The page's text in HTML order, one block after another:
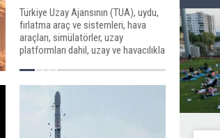
Türkiye Uzay Ajansının (TUA), uydu,
fırlatma araç ve sistemleri, hava
araçları, simülatörler, uzay
platformları dahil, uzay ve havacılıkla
amacıyla yurt içi ve dışında
şirketleşebilmesinin önü açıldı.